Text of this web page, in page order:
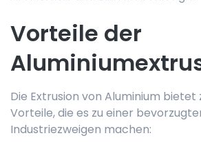
Vorteile der
Die Extrusion von Aluminium bietet
Vorteile, die es zu einer
Industriezweigen machen: